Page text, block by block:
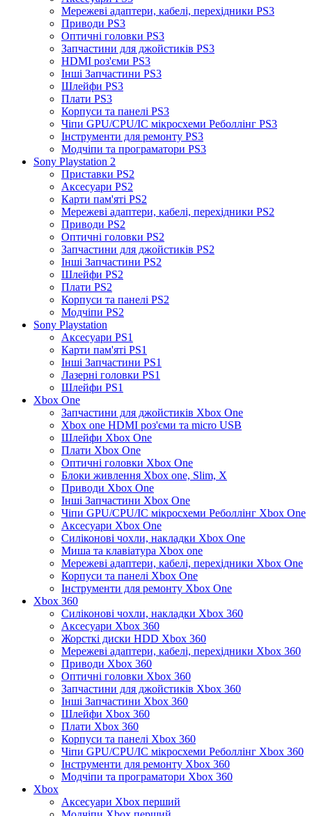
Мережеві адаптери, кабелі, перехідники PS3
Приводи PS3
Оптичні головки PS3
Запчастини для джойстиків PS3
HDMI роз'єми PS3
Інші Запчастини PS3
Шлейфи PS3
Плати PS3
Корпуси та панелі PS3
Чіпи GPU/CPU/IC мікросхеми Реболлінг PS3
Інструменти для ремонту PS3
Модчіпи та програматори PS3
Sony Playstation 2
Приставки PS2
Аксесуари PS2
Карти пам'яті PS2
Мережеві адаптери, кабелі, перехідники PS2
Приводи PS2
Оптичні головки PS2
Запчастини для джойстиків PS2
Інші Запчастини PS2
Шлейфи PS2
Плати PS2
Корпуси та панелі PS2
Модчіпи PS2
Sony Playstation
Аксесуари PS1
Карти пам'яті PS1
Інші Запчастини PS1
Лазерні головки PS1
Шлейфи PS1
Xbox One
Запчастини для джойстиків Xbox One
Xbox one HDMI роз'єми та micro USB
Шлейфи Xbox One
Плати Xbox One
Оптичні головки Xbox One
Блоки живлення Xbox one, Slim, X
Приводи Xbox One
Інші Запчастини Xbox One
Чіпи GPU/CPU/IC мікросхеми Реболлінг Xbox One
Аксесуари Xbox One
Силіконові чохли, накладки Xbox One
Миша та клавіатура Xbox one
Мережеві адаптери, кабелі, перехідники Xbox One
Корпуси та панелі Xbox One
Інструменти для ремонту Xbox One
Xbox 360
Силіконові чохли, накладки Xbox 360
Аксесуари Xbox 360
Жорсткі диски HDD Xbox 360
Мережеві адаптери, кабелі, перехідники Xbox 360
Приводи Xbox 360
Оптичні головки Xbox 360
Запчастини для джойстиків Xbox 360
Інші Запчастини Xbox 360
Шлейфи Xbox 360
Плати Xbox 360
Корпуси та панелі Xbox 360
Чіпи GPU/CPU/IC мікросхеми Реболлінг Xbox 360
Інструменти для ремонту Xbox 360
Модчіпи та програматори Xbox 360
Xbox
Аксесуари Xbox перший